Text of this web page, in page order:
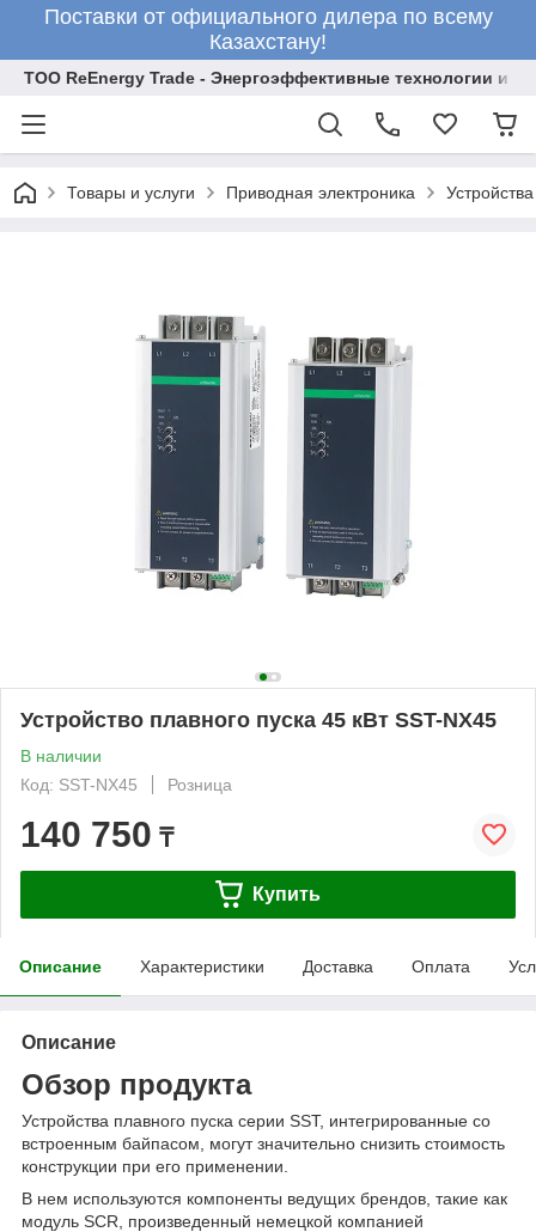
Поставки от официального дилера по всему
Казахстану!
ТОО ReEnergy Trade - Энергоэффективные технологии и
Товары и услуги Приводная электроника
Устройство плавного пуска 45 кВт SST-NX45
В наличии
Код: SST-NX45
Розница
140 750 ₸
Купить
Описание Характеристики Доставка Оплата
Описание
Обзор продукта
Устройства плавного пуска серии SST, интегрированные со
встроенным байпасом, могут значительно снизить стоимость
конструкции при его применении.
В нем используются компоненты ведущих брендов, такие как
модуль SCR, произведенный немецкой компанией